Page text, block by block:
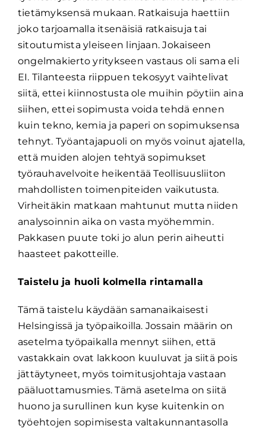
tietämyksensä mukaan. Ratkaisuja haettiin
joko tarjoamalla itsenäisiä ratkaisuja tai
sitoutumista yleiseen linjaan. Jokaiseen
ongelmakierto yritykseen vastaus oli sama eli
EI. Tilanteesta riippuen tekosyyt vaihtelivat
siitä, ettei kiinnostusta ole muihin pöytiin aina
siihen, ettei sopimusta voida tehdä ennen
kuin tekno, kemia ja paperi on sopimuksensa
tehnyt. Työantajapuoli on myös voinut ajatella,
että muiden alojen tehtyä sopimukset
työrauhavelvoite heikentää Teollisuusliiton
mahdollisten toimenpiteiden vaikutusta.
Virheitäkin matkaan mahtunut mutta niiden
analysoinnin aika on vasta myöhemmin.
Pakkasen puute toki jo alun perin aiheutti
haasteet pakotteille.
Taistelu ja huoli kolmella rintamalla
Tämä taistelu käydään samanaikaisesti
Helsingissä ja työpaikoilla. Jossain määrin on
asetelma työpaikalla mennyt siihen, että
vastakkain ovat lakkoon kuuluvat ja siitä pois
jättäytyneet, myös toimitusjohtaja vastaan
pääluottamusmies. Tämä asetelma on siitä
huono ja surullinen kun kyse kuitenkin on
työehtojen sopimisesta valtakunnantasolla